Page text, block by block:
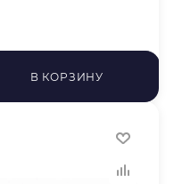
В КОРЗИНУ